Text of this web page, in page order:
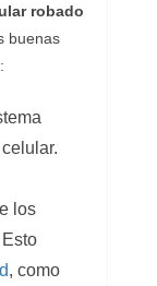
robado
buenas
los
, como